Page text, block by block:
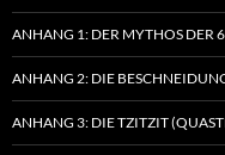
ANHANG 1: DER MYTHOS DER
ANHANG 2: DIE
ANHANG 3: DIE TZITZIT